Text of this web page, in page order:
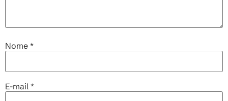
Nome *
E-mail *